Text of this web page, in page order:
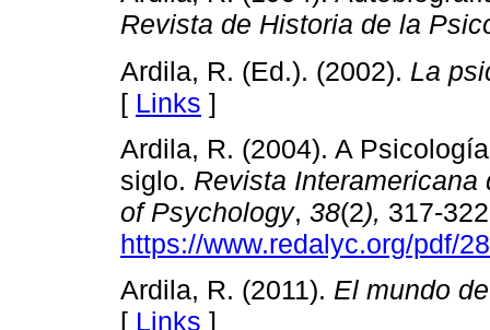
Revista de Historia de la
Ardila, R. (Ed.). (2002). La
[ Links ]
Ardila, R. (2004). A
siglo. Revista
of Psychology, 38(2), 317-
https://www.redalyc.org/pdf/
Ardila, R. (2011). El mundo
[ Links ]